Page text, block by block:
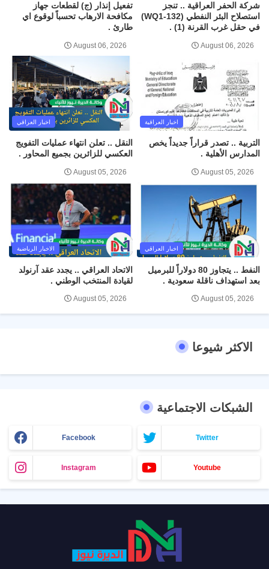
شركة الحفر العراقية .. تنجز
استصلاح البئر النفطي (WQ1-132)
في حقل غرب القرنة (1) .
August 06, 2026
تفعيل إنذار (ج) لقطعات جهاز
مكافحة الارهاب تحسباً لوقوع اي
طارئ .
August 06, 2026
اخبار العراقية
التربية .. تصدر قراراً جديداً يخص
المدارس الأهلية .
August 05, 2026
اخبار العراقي
النقل .. تعلن انتهاء عمليات التفويج
العكسي للزائرين بجميع المحاور .
August 05, 2026
اخبار العراقي
النفط .. يتجاوز 80 دولاراً للبرميل
بعد استهداف ناقلة سعودية .
August 05, 2026
الاخبار الرياضية
الاتحاد العراقي .. يجدد عقد آرنولد
لقيادة المنتخب الوطني .
August 05, 2026
الاكثر شيوعا
الشبكات الاجتماعية
Facebook Twitter
Instagram Youtube